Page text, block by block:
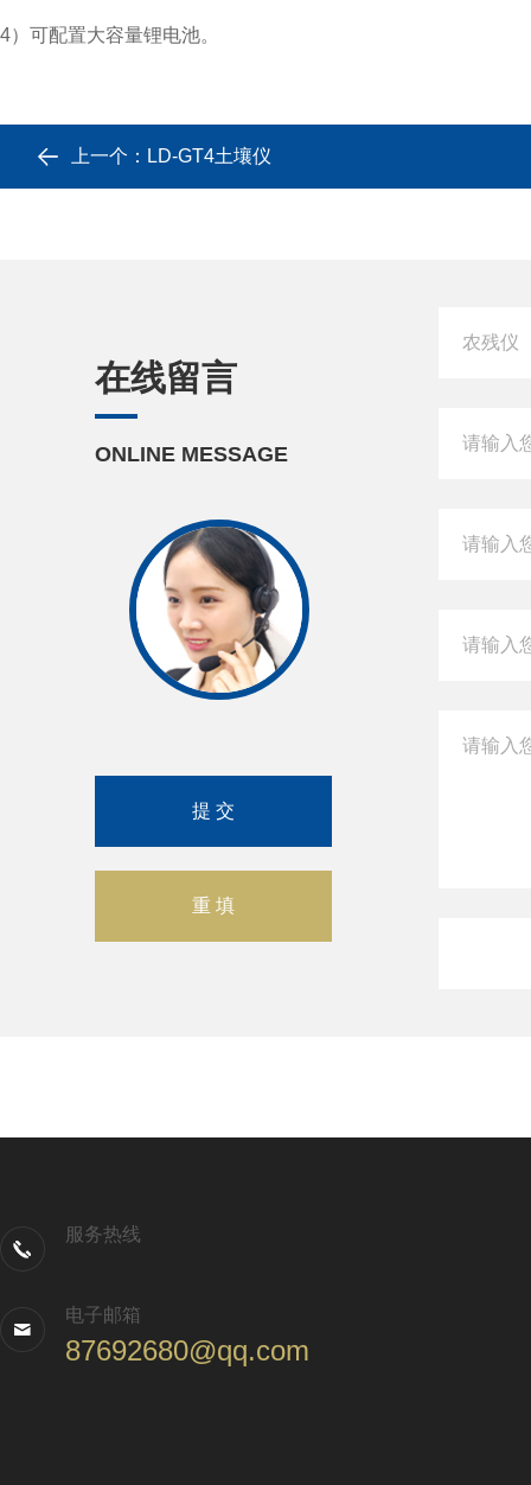
4）可配置大容量锂电池。
上一个： LD-GT4土壤仪
在线留言
ONLINE MESSAGE
服务热线
电子邮箱
87692680@qq.com